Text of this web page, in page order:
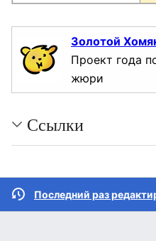
Золотой
Проект года
жюри
Ссылки
Последний раз